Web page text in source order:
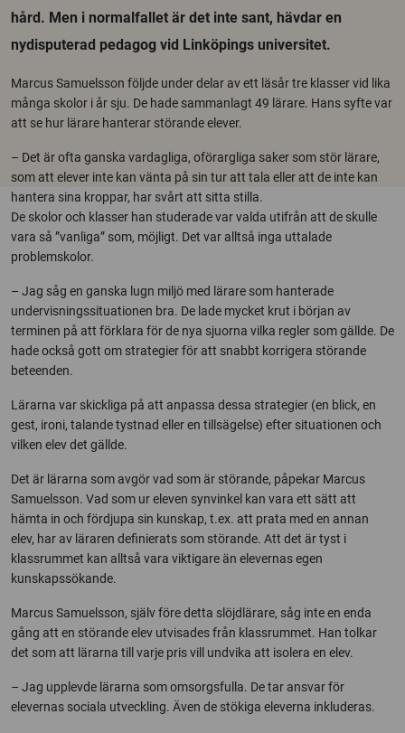
hård. Men i normalfallet är det inte sant, hävdar en
nydisputerad pedagog vid Linköpings universitet.
Marcus Samuelsson följde under delar av ett läsår tre klasser vid lika
många skolor i år sju. De hade sammanlagt 49 lärare. Hans syfte var
att se hur lärare hanterar störande elever.
– Det är ofta ganska vardagliga, oförargliga saker som stör lärare,
som att elever inte kan vänta på sin tur att tala eller att de inte kan
hantera sina kroppar, har svårt att sitta stilla.
De skolor och klasser han studerade var valda utifrån att de skulle
vara så ”vanliga” som, möjligt. Det var alltså inga uttalade
problemskolor.
– Jag såg en ganska lugn miljö med lärare som hanterade
undervisningssituationen bra. De lade mycket krut i början av
terminen på att förklara för de nya sjuorna vilka regler som gällde. De
hade också gott om strategier för att snabbt korrigera störande
beteenden.
Lärarna var skickliga på att anpassa dessa strategier (en blick, en
gest, ironi, talande tystnad eller en tillsägelse) efter situationen och
vilken elev det gällde.
Det är lärarna som avgör vad som är störande, påpekar Marcus
Samuelsson. Vad som ur eleven synvinkel kan vara ett sätt att
hämta in och fördjupa sin kunskap, t.ex. att prata med en annan
elev, har av läraren definierats som störande. Att det är tyst i
klassrummet kan alltså vara viktigare än elevernas egen
kunskapssökande.
Marcus Samuelsson, själv före detta slöjdlärare, såg inte en enda
gång att en störande elev utvisades från klassrummet. Han tolkar
det som att lärarna till varje pris vill undvika att isolera en elev.
– Jag upplevde lärarna som omsorgsfulla. De tar ansvar för
elevernas sociala utveckling. Även de stökiga eleverna inkluderas.